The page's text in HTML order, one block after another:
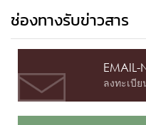
ช่องทางรับข่าวสาร
EMAIL-
ลงทะเบี